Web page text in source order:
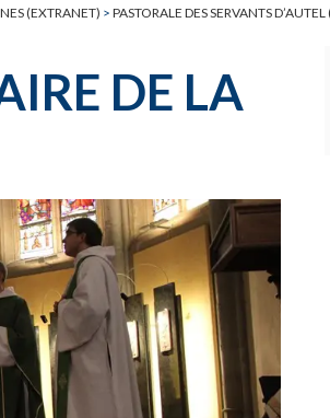
(EXTRANET) > PASTORALE DES SERVANTS
DE LA